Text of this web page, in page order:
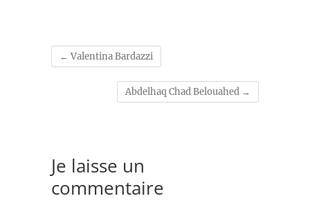
← Valentina Bardazzi
Abdelhaq Chad Belouahed →
Je laisse un
commentaire